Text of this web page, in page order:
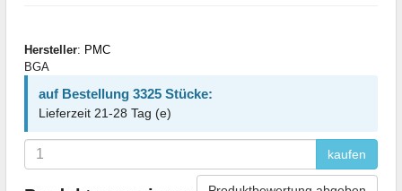
Hersteller: PMC
BGA
auf Bestellung 3325 Stücke:
Lieferzeit 21-28 Tag (e)
kaufen